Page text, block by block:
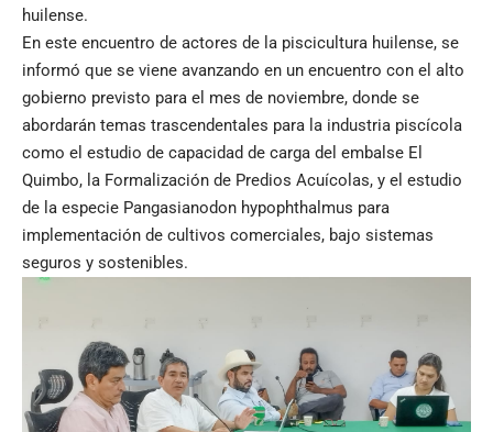
huilense.
En este encuentro de actores de la piscicultura huilense, se
informó que se viene avanzando en un encuentro con el alto
gobierno previsto para el mes de noviembre, donde se
abordarán temas trascendentales para la industria piscícola
como el estudio de capacidad de carga del embalse El
Quimbo, la Formalización de Predios Acuícolas, y el estudio
de la especie Pangasianodon hypophthalmus para
implementación de cultivos comerciales, bajo sistemas
seguros y sostenibles.